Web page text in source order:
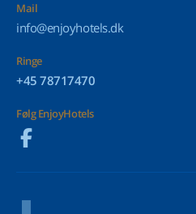
Mail
info@enjoyhotels.dk
Ringe
+45 78717470
Følg EnjoyHotels